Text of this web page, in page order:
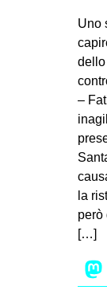
Uno
–
la
però
[…]